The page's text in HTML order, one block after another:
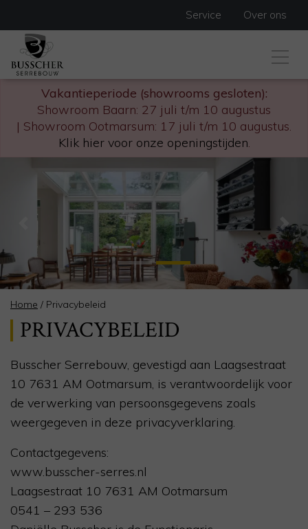
Vakantieperiode (showrooms gesloten):
Showroom Baarn: 27 juli t/m 10 augustus
| Showroom Ootmarsum: 17 juli t/m 10 augustus.
Klik hier voor onze openingstijden.
Service Over ons
Previous
Home / Privacybeleid
PRIVACYBELEID
Busscher Serrebouw, gevestigd aan Laagsestraat
10 7631 AM Ootmarsum, is verantwoordelijk voor
de verwerking van persoonsgegevens zoals
weergegeven in deze privacyverklaring.
Contactgegevens:
www.busscher-serres.nl
Laagsestraat 10 7631 AM Ootmarsum
0541 – 293 536